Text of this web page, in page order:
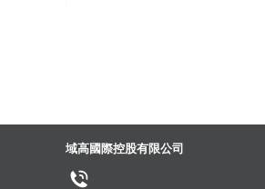
域高國際控股有限公司